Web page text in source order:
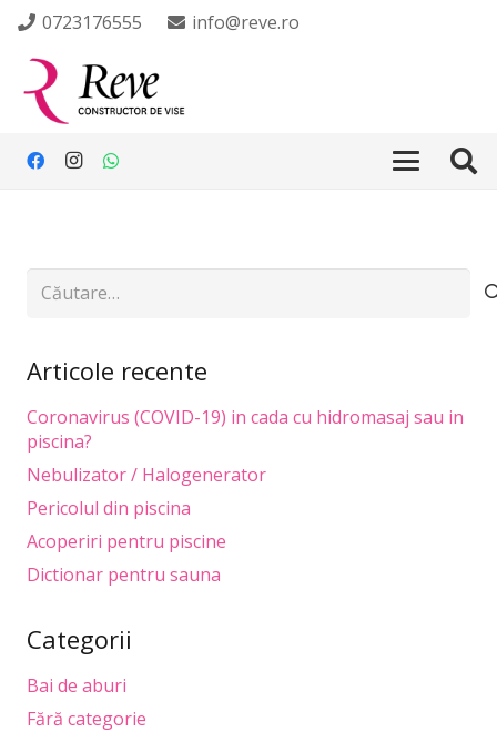
0723176555 info@reve.ro
Caută
Articole recente
Coronavirus (COVID-19) in cada cu hidromasaj sau in
piscina?
Nebulizator / Halogenerator
Pericolul din piscina
Acoperiri pentru piscine
Dictionar pentru sauna
Categorii
Bai de aburi
Fără categorie